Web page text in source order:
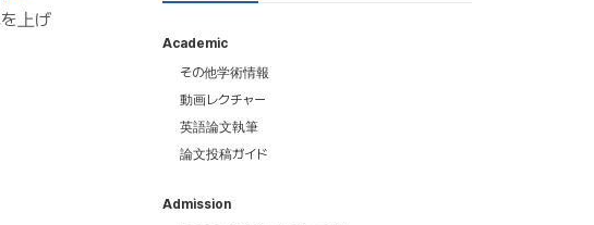
上げ
Academic
その他学術情報
動画レクチャー
英語論文執筆
論文投稿ガイド
Admission